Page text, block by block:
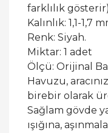
farklılık gösterir)
Kalınlık: 1,1-1,7
Renk: Siyah.
Miktar: 1 adet
Ölçü: Orijinal
Havuzu,
birebir olarak
Sağlam gövde
ışığına,